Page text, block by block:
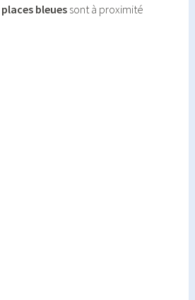
places bleuessont à proximité